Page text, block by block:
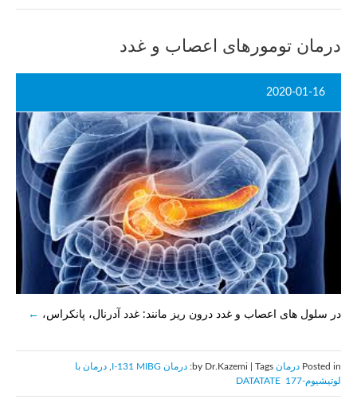
درمان تومورهای اعصاب و غدد
2020-01-16
در سلول های اعصاب و غدد درون ریز مانند: غدد آدرنال، پانکراس،
Posted in درمان درمان I-131 MIBG
درمان با
لوتیشیوم-177 DATATATE